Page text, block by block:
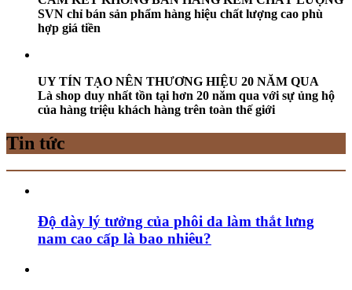
SVN chỉ bán sản phẩm hàng hiệu chất lượng cao phù
hợp giá tiền
UY TÍN TẠO NÊN THƯƠNG HIỆU 20 NĂM QUA
Là shop duy nhất tồn tại hơn 20 năm qua với sự ủng hộ
của hàng triệu khách hàng trên toàn thế giới
Tin tức
Độ dày lý tưởng của phôi da làm thắt lưng
nam cao cấp là bao nhiêu?